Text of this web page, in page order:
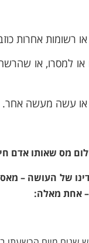
או למסרו, או